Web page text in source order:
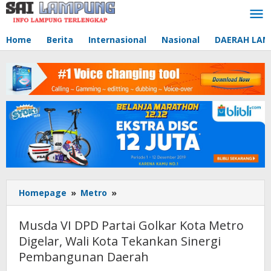
Lewati
Home Berita Internasional Nasional DAERAH
Homepage » Metro »
VI
Partai
Golkar
Kota
Musda VI DPD Partai Golkar Kota Metro
Digelar, Wali Kota Tekankan Sinergi
Pembangunan Daerah